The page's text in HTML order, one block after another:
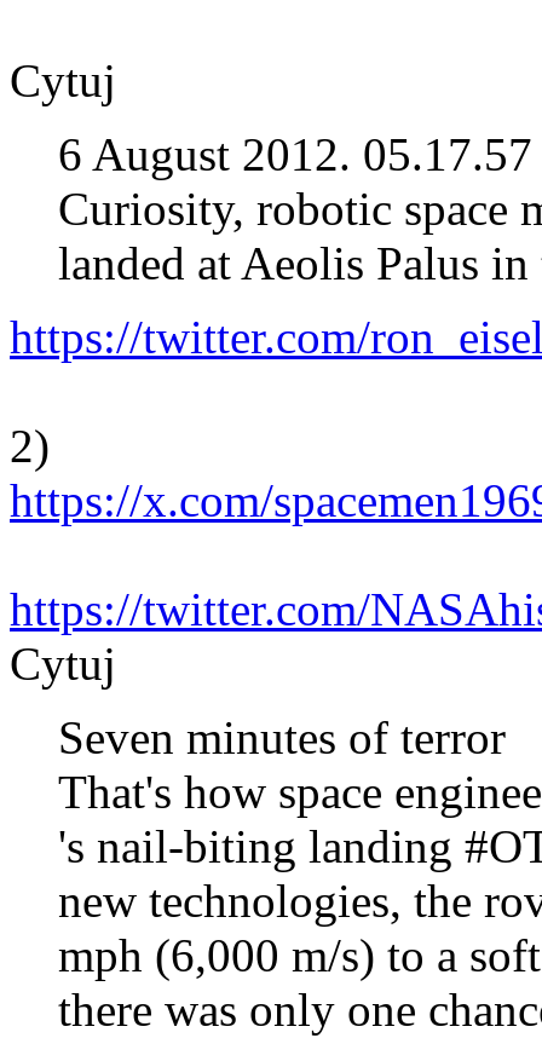
Cytuj
6 August 2012.
Curiosity, robotic space
landed at Aeolis Palus in
https://twitter.com/
2)
https://x.com/
https://twitter.com/
Cytuj
Seven minutes of terror
That's how space
's nail-biting landing
new technologies, the
mph (6,000 m/s) to a
there was only one